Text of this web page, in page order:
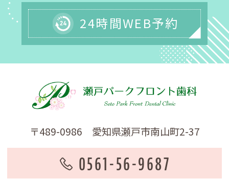
24時間WEB予約
〒489-0986 愛知県瀬戸市南山町2-37
0561-56-9687